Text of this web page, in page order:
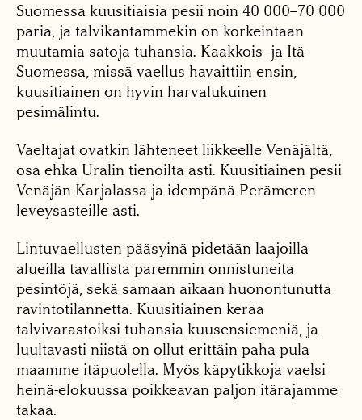
Suomessa kuusitiaisia pesii noin 40 000–70 000
paria, ja talvikantammekin on korkeintaan
muutamia satoja tuhansia. Kaakkois- ja Itä-
Suomessa, missä vaellus havaittiin ensin,
kuusitiainen on hyvin harvalukuinen
pesimälintu.
Vaeltajat ovatkin lähteneet liikkeelle Venäjältä,
osa ehkä Uralin tienoilta asti. Kuusitiainen pesii
Venäjän-Karjalassa ja idempänä Perämeren
leveysasteille asti.
Lintuvaellusten pääsyinä pidetään laajoilla
alueilla tavallista paremmin onnistuneita
pesintöjä, sekä samaan aikaan huonontunutta
ravintotilannetta. Kuusitiainen kerää
talvivarastoiksi tuhansia kuusensiemeniä, ja
luultavasti niistä on ollut erittäin paha pula
maamme itäpuolella. Myös käpytikkoja vaelsi
heinä-elokuussa poikkeavan paljon itärajamme
takaa.